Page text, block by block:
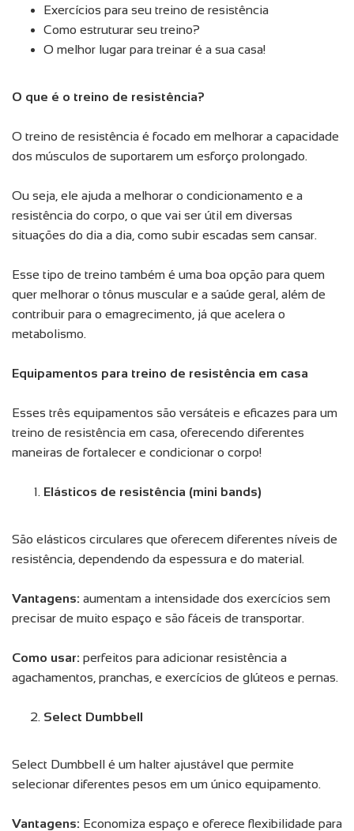
Exercícios para seu treino de resistência
Como estruturar seu treino?
O melhor lugar para treinar é a sua casa!
O que é o treino de resistência?
O treino de resistência é focado em melhorar a capacidade
dos músculos de suportarem um esforço prolongado.
Ou seja, ele ajuda a melhorar o condicionamento e a
resistência do corpo, o que vai ser útil em diversas
situações do dia a dia, como subir escadas sem cansar.
Esse tipo de treino também é uma boa opção para quem
quer melhorar o tônus muscular e a saúde geral, além de
contribuir para o emagrecimento, já que acelera o
metabolismo.
Equipamentos para treino de resistência em casa
Esses três equipamentos são versáteis e eficazes para um
treino de resistência em casa, oferecendo diferentes
maneiras de fortalecer e condicionar o corpo!
Elásticos de resistência (mini bands)
São elásticos circulares que oferecem diferentes níveis de
resistência, dependendo da espessura e do material.
Vantagens: aumentam a intensidade dos exercícios sem
precisar de muito espaço e são fáceis de transportar.
Como usar: perfeitos para adicionar resistência a
agachamentos, pranchas, e exercícios de glúteos e pernas.
Select Dumbbell
Select Dumbbell é um halter ajustável que permite
selecionar diferentes pesos em um único equipamento.
Vantagens: Economiza espaço e oferece flexibilidade para